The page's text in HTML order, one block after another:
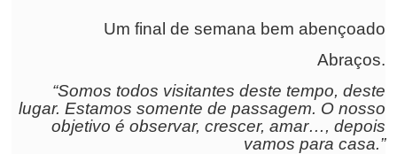
Um final de semana bem abençoado
Abraços.
“Somos todos visitantes deste tempo, deste
lugar. Estamos somente de passagem. O nosso
objetivo é observar, crescer, amar…, depois
vamos para casa.”